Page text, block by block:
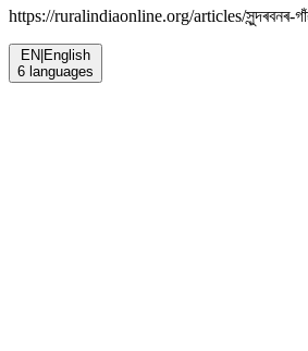
https://ruralindiaonline.org/articles/সুন্দৰবনৰ-
EN English
6 languages